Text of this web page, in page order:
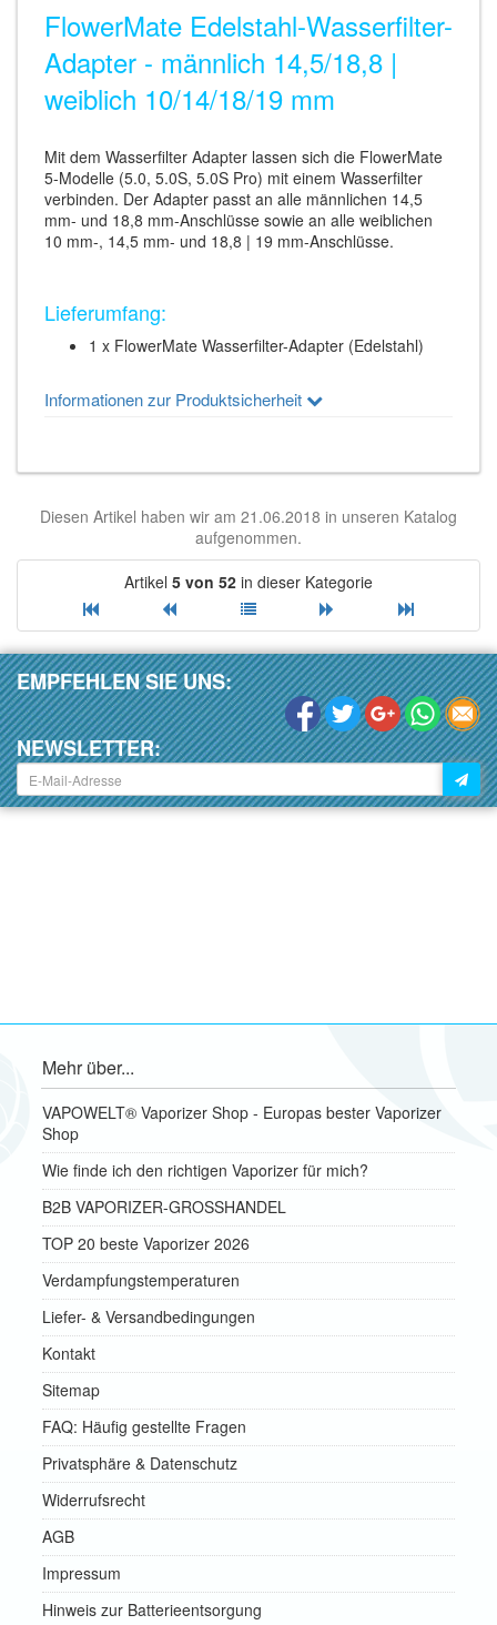
FlowerMate Edelstahl-Wasserfilter-
Adapter - männlich 14,5/18,8 |
weiblich 10/14/18/19 mm
Mit dem Wasserfilter Adapter lassen sich die FlowerMate
5-Modelle (5.0, 5.0S, 5.0S Pro) mit einem Wasserfilter
verbinden. Der Adapter passt an alle männlichen 14,5
mm- und 18,8 mm-Anschlüsse sowie an alle weiblichen
10 mm-, 14,5 mm- und 18,8 | 19 mm-Anschlüsse.
Lieferumfang:
1 x FlowerMate Wasserfilter-Adapter (Edelstahl)
Informationen zur Produktsicherheit
Diesen Artikel haben wir am 21.06.2018 in unseren Katalog
aufgenommen.
Artikel 5 von 52 in dieser Kategorie
EMPFEHLEN SIE UNS:
NEWSLETTER:
Mehr über...
VAPOWELT® Vaporizer Shop - Europas bester Vaporizer
Shop
Wie finde ich den richtigen Vaporizer für mich?
B2B VAPORIZER-GROSSHANDEL
TOP 20 beste Vaporizer 2026
Verdampfungstemperaturen
Liefer- & Versandbedingungen
Kontakt
Sitemap
FAQ: Häufig gestellte Fragen
Privatsphäre & Datenschutz
Widerrufsrecht
AGB
Impressum
Hinweis zur Batterieentsorgung